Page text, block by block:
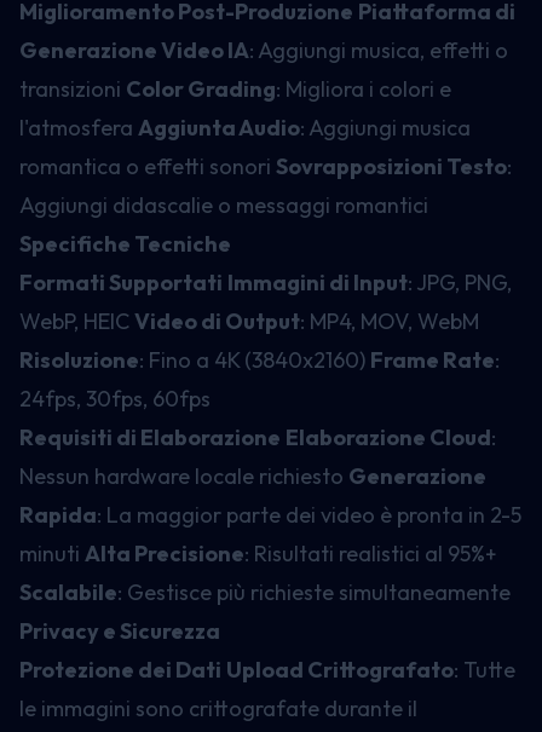
Miglioramento Post-Produzione Piattaforma di
Generazione Video IA: Aggiungi musica, effetti o
transizioni Color Grading: Migliora i colori e
l'atmosfera Aggiunta Audio: Aggiungi musica
romantica o effetti sonori Sovrapposizioni Testo:
Aggiungi didascalie o messaggi romantici
Specifiche Tecniche
Formati Supportati Immagini di Input: JPG, PNG,
WebP, HEIC Video di Output: MP4, MOV, WebM
Risoluzione: Fino a 4K (3840x2160) Frame Rate:
24fps, 30fps, 60fps
Requisiti di Elaborazione Elaborazione Cloud:
Nessun hardware locale richiesto Generazione
Rapida: La maggior parte dei video è pronta in 2-5
minuti Alta Precisione: Risultati realistici al 95%+
Scalabile: Gestisce più richieste simultaneamente
Privacy e Sicurezza
Protezione dei Dati Upload Crittografato: Tutte
le immagini sono crittografate durante il